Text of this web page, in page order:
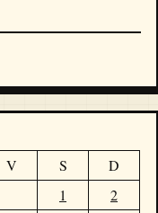
V S
D
1
2